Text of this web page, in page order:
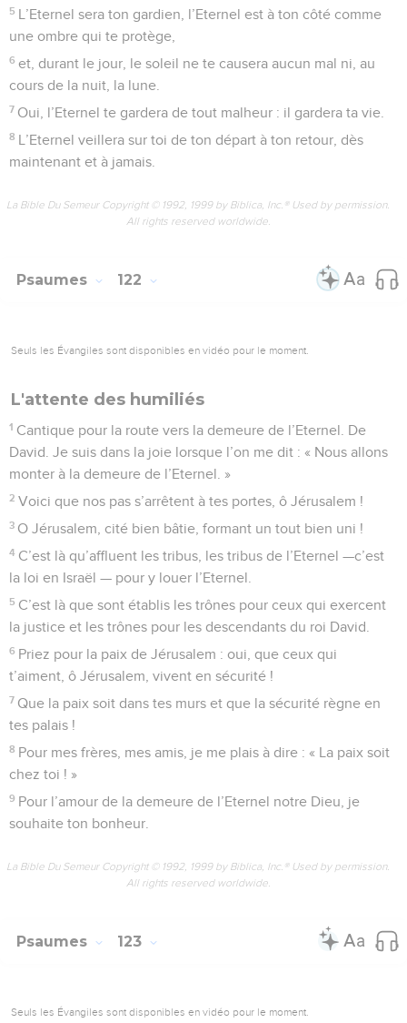
5 L’Eternel sera ton gardien, l’Eternel est à ton côté comme
une ombre qui te protège,
6 et, durant le jour, le soleil ne te causera aucun mal ni, au
cours de la nuit, la lune.
7 Oui, l’Eternel te gardera de tout malheur : il gardera ta vie.
8 L’Eternel veillera sur toi de ton départ à ton retour, dès
maintenant et à jamais.
La Bible Du Semeur Copyright © 1992, 1999 by Biblica, Inc.® Used by permission.
All rights reserved worldwide.
Psaumes 122
Seuls les Évangiles sont disponibles en vidéo pour le moment.
L'attente des humiliés
1 Cantique pour la route vers la demeure de l’Eternel. De
David. Je suis dans la joie lorsque l’on me dit : « Nous allons
monter à la demeure de l’Eternel. »
2 Voici que nos pas s’arrêtent à tes portes, ô Jérusalem !
3 O Jérusalem, cité bien bâtie, formant un tout bien uni !
4 C’est là qu’affluent les tribus, les tribus de l’Eternel —c’est
la loi en Israël — pour y louer l’Eternel.
5 C’est là que sont établis les trônes pour ceux qui exercent
la justice et les trônes pour les descendants du roi David.
6 Priez pour la paix de Jérusalem : oui, que ceux qui
t’aiment, ô Jérusalem, vivent en sécurité !
7 Que la paix soit dans tes murs et que la sécurité règne en
tes palais !
8 Pour mes frères, mes amis, je me plais à dire : « La paix soit
chez toi ! »
9 Pour l’amour de la demeure de l’Eternel notre Dieu, je
souhaite ton bonheur.
La Bible Du Semeur Copyright © 1992, 1999 by Biblica, Inc.® Used by permission.
All rights reserved worldwide.
Psaumes 123
Seuls les Évangiles sont disponibles en vidéo pour le moment.